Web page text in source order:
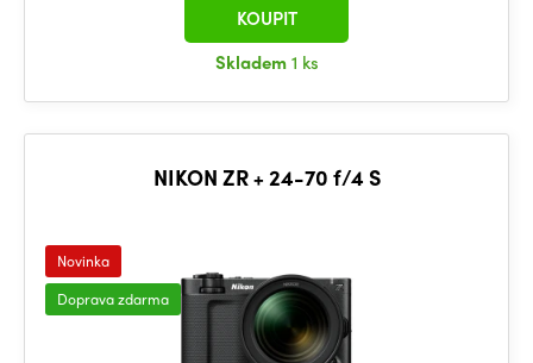
Skladem1 ks
KOUPIT
NIKON ZR + 24-70 f/4 S
Novinka
Doprava zdarma